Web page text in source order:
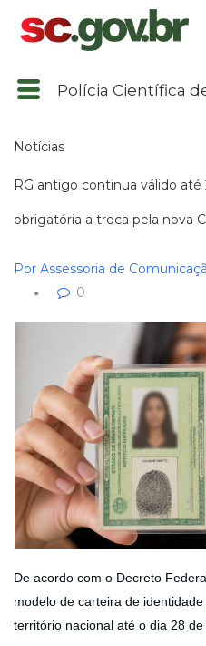
Polícia Científica
Notícias
RG antigo continua válido até
obrigatória a troca pela nova
Por Assessoria de
0
De acordo com o Decreto
modelo de carteira de
território nacional até o dia 28